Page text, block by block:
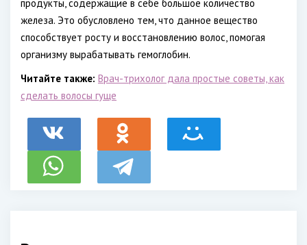
продукты, содержащие в себе большое количество
железа. Это обусловлено тем, что данное вещество
способствует росту и восстановлению волос, помогая
организму вырабатывать гемоглобин.
Читайте также: Врач-трихолог дала простые советы, как
сделать волосы гуще